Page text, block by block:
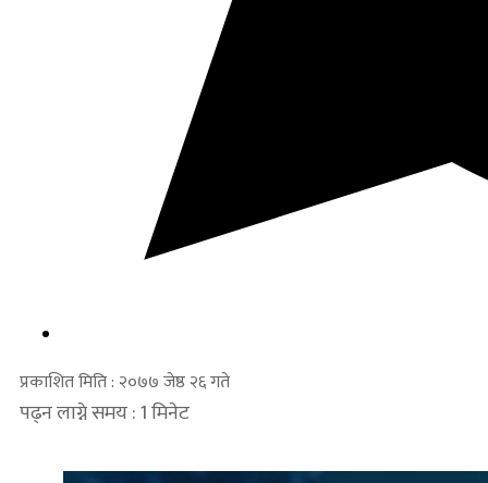
प्रकाशित मिति : २०७७ जेष्ठ २६ गते
पढ्न लाग्ने समय : 1 मिनेट